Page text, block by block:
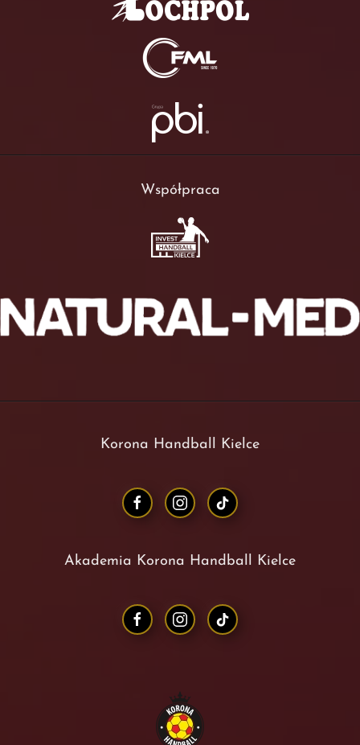
Współpraca
Korona Handball Kielce
Akademia Korona Handball Kielce